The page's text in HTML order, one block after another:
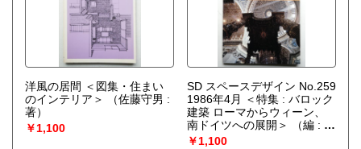
洋風の居間 ＜図集・住まい
のインテリア＞
（佐藤守男 :
著）
￥1,100
SD スペースデザイン No.259
1986年4月 ＜特集 : バロック
建築 ローマからウィーン、
南ドイツへの展開＞
（編 : 伊
藤公文）
￥1,100